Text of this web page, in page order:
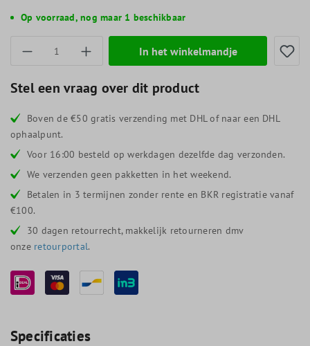
Op voorraad, nog maar 1 beschikbaar
Producthoeveelheid: Voer de gewenste
In het winkelmandje
Stel een vraag over dit product
Boven de €50 gratis verzending met DHL of naar een DHL
ophaalpunt.
Voor 16:00 besteld op werkdagen dezelfde dag verzonden.
We verzenden geen pakketten in het weekend.
Betalen in 3 termijnen zonder rente en BKR registratie vanaf
€100.
30 dagen retourrecht, makkelijk retourneren dmv
onze retourportal.
Specificaties